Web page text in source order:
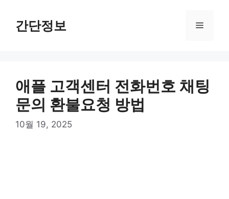
간단정보 메
애플 고객센터 전화번호 채팅
문의 환불요청 방법
10월 19, 2025